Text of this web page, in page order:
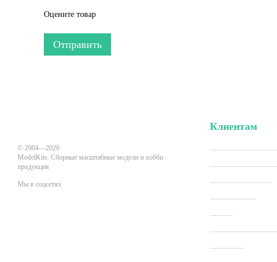
Оцените товар
Отправить
© 2004—2026
ModelKits. Сборные масштабные модели и хобби
продукция
Мы в соцсетях
Клиентам